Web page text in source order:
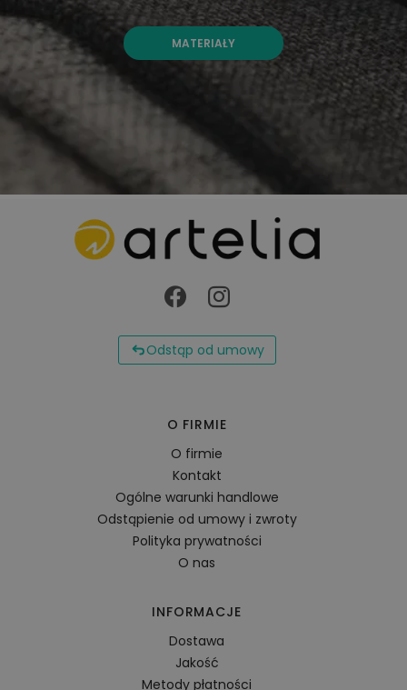
MATERIAŁY
Odstąp od umowy
O FIRMIE
O firmie
Kontakt
Ogólne warunki handlowe
Odstąpienie od umowy i zwroty
Polityka prywatności
O nas
INFORMACJE
Dostawa
Jakość
Metody płatności